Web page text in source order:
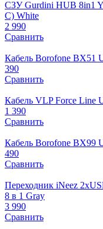
СЗУ Gurdini HUB 8in1
C) White
2 990
Сравнить
Кабель Borofone BX51
390
Сравнить
Кабель VLP Force Line
1 390
Сравнить
Кабель Borofone BX99
490
Сравнить
Переходник iNeez
8 в 1 Gray
3 990
Сравнить